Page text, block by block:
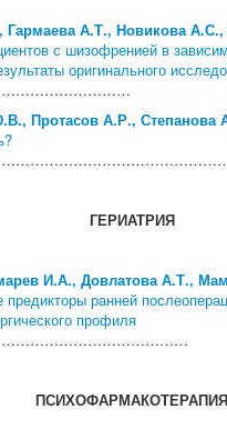
А.Т., Новикова
с шизофренией в
оригинального
Протасов А.Р., Степанова
ГЕРИАТРИЯ
И.А., Довлатова А.Т.,
предикторы ранней
профиля
ПСИХОФАРМАКОТЕРАПИЯ